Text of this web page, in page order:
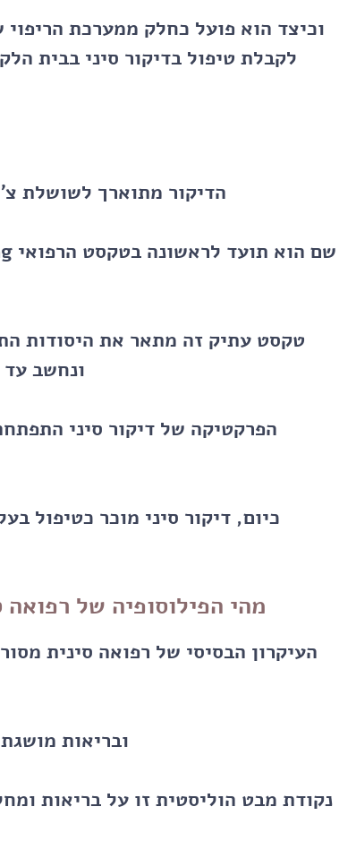
וכיצד הוא פועל כחלק ממערכת
לקבלת טיפול בדיקור סיני בבית
הדיקור מתוארך לשושלת צ׳אנג (1600-1100 לפנה"ס)
טקסט עתיק זה מתאר את היסודות
ונחשב עד
הפרקטיקה של דיקור סיני
כיום, דיקור סיני מוכר כטיפול
מהי הפילוסופיה של רפואה
העיקרון הבסיסי של רפואה סינית
ובריאות
נקודת מבט הוליסטית זו על בריאות